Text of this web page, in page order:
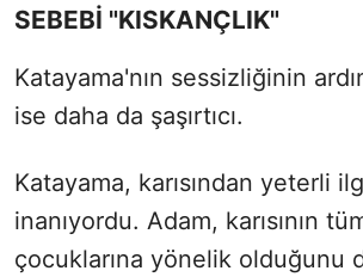
SEBEBİ "KISKANÇLIK"
Katayama'nın sessizliğinin
ise daha da şaşırtıcı.
Katayama, karısından yeterli
inanıyordu. Adam, karısının
çocuklarına yönelik olduğunu